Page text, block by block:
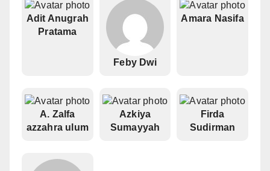
Adit Anugrah
Pratama
Feby Dwi
Amara Nasifa
A. Zalfa
azzahra ulum
Azkiya
Sumayyah
Firda
Sudirman